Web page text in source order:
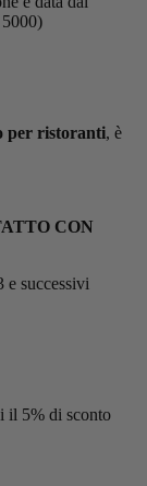
per ristoranti, è
CON
successivi
il 5% di sconto